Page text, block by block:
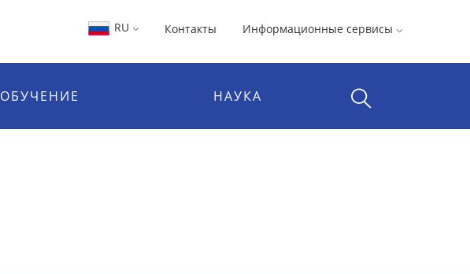
RU Контакты Информационные сервисы
ОБУЧЕНИЕ НАУКА